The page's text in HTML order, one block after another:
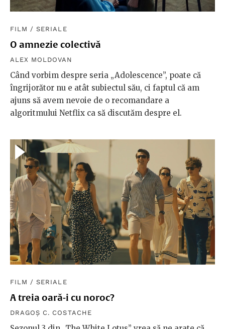
FILM /SERIALE
O amnezie colectivă
ALEX MOLDOVAN
Când vorbim despre seria „Adolescence”, poate că
îngrijorător nu e atât subiectul său, ci faptul că am
ajuns să avem nevoie de o recomandare a
algoritmului Netflix ca să discutăm despre el.
FILM /SERIALE
A treia oară-i cu noroc?
DRAGOȘ C. COSTACHE